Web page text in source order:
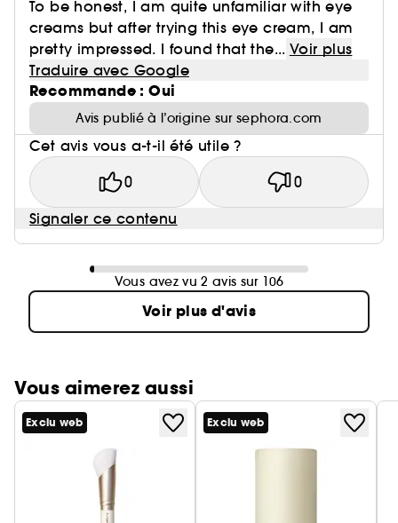
To be honest, I am quite unfamiliar with eye
creams but after trying this eye cream, I am
pretty impressed. I found that the... Voir plus
Traduire avec Google
Recommande : Oui
Avis publié à l’origine sur sephora.com
Cet avis vous a-t-il été utile ?
0 0
Signaler ce contenu
Vous avez vu 2 avis sur 106
Voir plus d'avis
Vous aimerez aussi
Exclu web Exclu web